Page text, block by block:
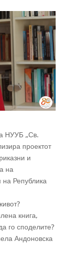
НУУБ „Св.
проектот
и
на
на Република
книга,
го споделите?
Андоновска